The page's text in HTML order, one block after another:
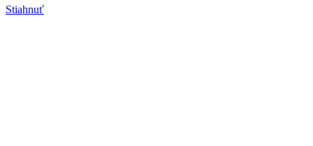
Stiahnuť